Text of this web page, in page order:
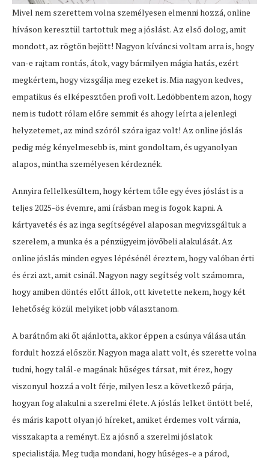
Mivel nem szerettem volna személyesen elmenni hozzá, online
híváson keresztül tartottuk meg a jóslást. Az első dolog, amit
mondott, az rögtön bejött! Nagyon kíváncsi voltam arra is, hogy
van-e rajtam rontás, átok, vagy bármilyen mágia hatás, ezért
megkértem, hogy vizsgálja meg ezeket is. Mia nagyon kedves,
empatikus és elképesztően profi volt. Ledöbbentem azon, hogy
nem is tudott rólam előre semmit és ahogy leírta a jelenlegi
helyzetemet, az mind szóról szóra igaz volt! Az online jóslás
pedig még kényelmesebb is, mint gondoltam, és ugyanolyan
alapos, mintha személyesen kérdeznék.
Annyira fellelkesültem, hogy kértem tőle egy éves jóslást is a
teljes 2025-ös évemre, ami írásban meg is fogok kapni. A
kártyavetés és az inga segítségével alaposan megvizsgáltuk a
szerelem, a munka és a pénzügyeim jövőbeli alakulását. Az
online jóslás minden egyes lépésénél éreztem, hogy valóban érti
és érzi azt, amit csinál. Nagyon nagy segítség volt számomra,
hogy amiben döntés előtt állok, ott kivetette nekem, hogy két
lehetőség közül melyiket jobb választanom.
A barátnőm aki őt ajánlotta, akkor éppen a csúnya válása után
fordult hozzá először. Nagyon maga alatt volt, és szerette volna
tudni, hogy talál-e magának hűséges társat, mit érez, hogy
viszonyul hozzá a volt férje, milyen lesz a következő párja,
hogyan fog alakulni a szerelmi élete. A jóslás lelket öntött belé,
és máris kapott olyan jó híreket, amiket érdemes volt várnia,
visszakapta a reményt. Ez a jósnő a szerelmi jóslatok
specialistája. Meg tudja mondani, hogy hűséges-e a párod,